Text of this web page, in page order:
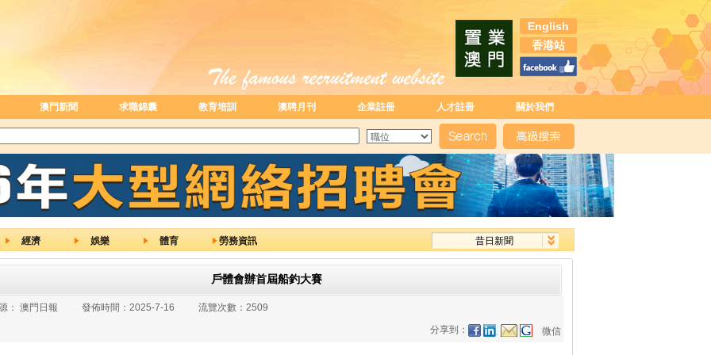
English
香港站
澳門新聞 求職錦囊 教育培訓 澳聘月刊 企業註冊 人才註冊 關於我們
經濟 娛樂 體育 勞務資訊 昔日新聞
戶體會辦首屆船釣大賽
澳門日報 發佈時間： 2025-7-16 流覽次數： 2509
分享到：
微信